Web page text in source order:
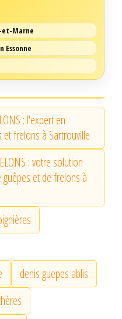
et-Marne
Essonne
: l'expert en
frelons à Sartrouville
: votre solution
et de frelons à
denis guepes ablis